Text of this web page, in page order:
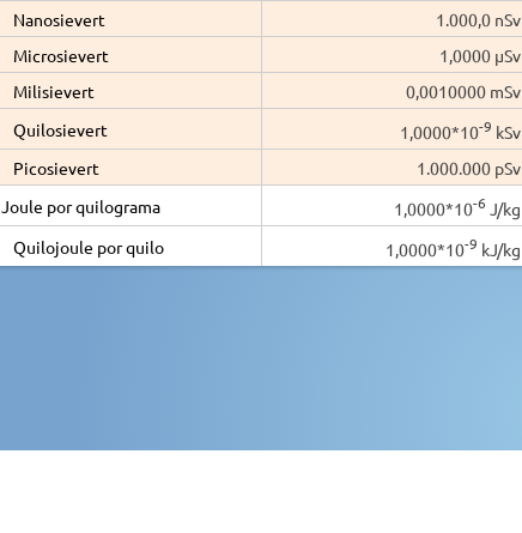
Nanosievert
1.000,0 nSv
Microsievert
1,0000 µSv
Milisievert
0,0010000 mSv
Quilosievert
1,0000*10-9 kSv
Picosievert
1.000.000 pSv
Joule por quilograma
1,0000*10-6 J/kg
Quilojoule por quilo
1,0000*10-9 kJ/kg